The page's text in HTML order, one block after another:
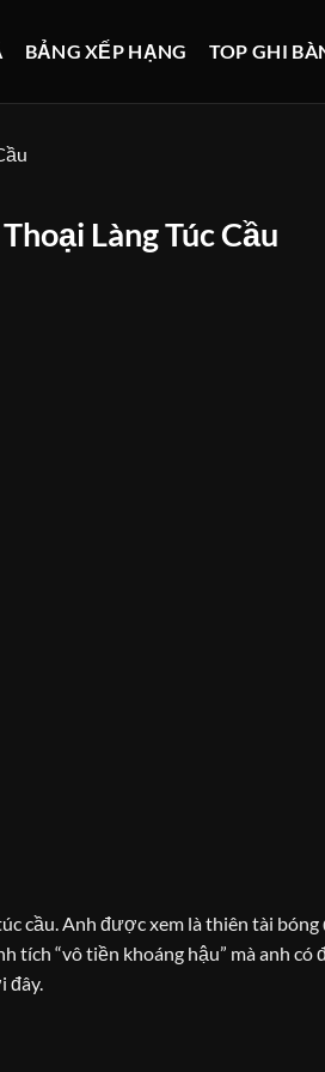
BẢNG XẾP HẠNG TOP GHI
Làng Túc Cầu
cầu. Anh được xem là thiên tài bóng
tích “vô tiền khoáng hậu” mà anh có
đây.